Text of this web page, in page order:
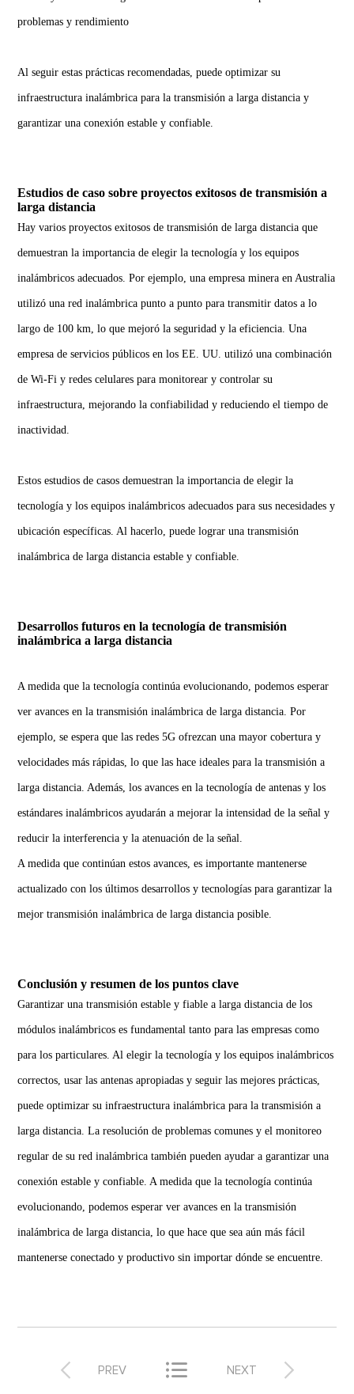
problemas y rendimiento
Al seguir estas prácticas recomendadas, puede optimizar su
infraestructura inalámbrica para la transmisión a larga distancia y
garantizar una conexión estable y confiable.
Estudios de caso sobre proyectos exitosos de transmisión a
larga distancia
Hay varios proyectos exitosos de transmisión de larga distancia que
demuestran la importancia de elegir la tecnología y los equipos
inalámbricos adecuados. Por ejemplo, una empresa minera en Australia
utilizó una red inalámbrica punto a punto para transmitir datos a lo
largo de 100 km, lo que mejoró la seguridad y la eficiencia. Una
empresa de servicios públicos en los EE. UU. utilizó una combinación
de Wi-Fi y redes celulares para monitorear y controlar su
infraestructura, mejorando la confiabilidad y reduciendo el tiempo de
inactividad.
Estos estudios de casos demuestran la importancia de elegir la
tecnología y los equipos inalámbricos adecuados para sus necesidades y
ubicación específicas. Al hacerlo, puede lograr una transmisión
inalámbrica de larga distancia estable y confiable.
Desarrollos futuros en la tecnología de transmisión
inalámbrica a larga distancia
A medida que la tecnología continúa evolucionando, podemos esperar
ver avances en la transmisión inalámbrica de larga distancia. Por
ejemplo, se espera que las redes 5G ofrezcan una mayor cobertura y
velocidades más rápidas, lo que las hace ideales para la transmisión a
larga distancia. Además, los avances en la tecnología de antenas y los
estándares inalámbricos ayudarán a mejorar la intensidad de la señal y
reducir la interferencia y la atenuación de la señal.
A medida que continúan estos avances, es importante mantenerse
actualizado con los últimos desarrollos y tecnologías para garantizar la
mejor transmisión inalámbrica de larga distancia posible.
Conclusión y resumen de los puntos clave
Garantizar una transmisión estable y fiable a larga distancia de los
módulos inalámbricos es fundamental tanto para las empresas como
para los particulares. Al elegir la tecnología y los equipos inalámbricos
correctos, usar las antenas apropiadas y seguir las mejores prácticas,
puede optimizar su infraestructura inalámbrica para la transmisión a
larga distancia. La resolución de problemas comunes y el monitoreo
regular de su red inalámbrica también pueden ayudar a garantizar una
conexión estable y confiable. A medida que la tecnología continúa
evolucionando, podemos esperar ver avances en la transmisión
inalámbrica de larga distancia, lo que hace que sea aún más fácil
mantenerse conectado y productivo sin importar dónde se encuentre.
 PREV  
NEXT